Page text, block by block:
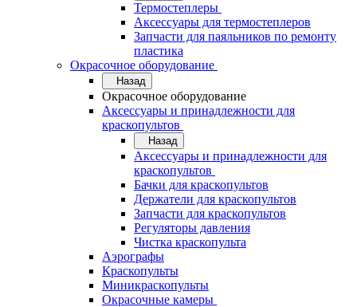
Термостеплеры
Аксессуары для термостеплеров
Запчасти для паяльников по ремонту
пластика
Окрасочное оборудование
Назад
Окрасочное оборудование
Аксессуары и принадлежности для
краскопультов
Назад
Аксессуары и принадлежности для
краскопультов
Бачки для краскопультов
Держатели для краскопультов
Запчасти для краскопультов
Регуляторы давления
Чистка краскопульта
Аэрографы
Краскопульты
Миникраскопульты
Окрасочные камеры